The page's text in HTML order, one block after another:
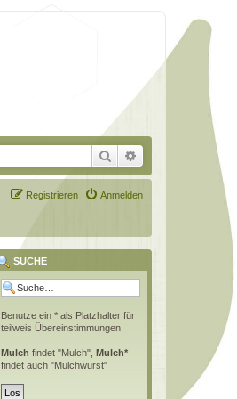
Suche Erweiterte Suche
Anmelden
Registrieren
SUCHE
Benutze ein * als Platzhalter für
teilweis Übereinstimmungen
Mulch findet "Mulch", Mulch*
findet auch "Mulchwurst"